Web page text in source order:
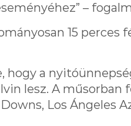
–
15 perces
hogy a
lesz. A műsorban
Los Ángeles